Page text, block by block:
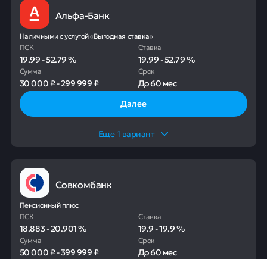
Альфа-Банк
Наличными с услугой «Выгодная ставка»
ПСК
19.99-52.79%
Ставка
19.99-52.79%
Сумма
30 000 ₽-299 999 ₽
Срок
До60 мес
Далее
Еще1 вариант
Совкомбанк
Пенсионный плюс
ПСК
18.883-20.901%
Ставка
19.9-19.9%
Сумма
50 000 ₽-399 999 ₽
Срок
До60 мес